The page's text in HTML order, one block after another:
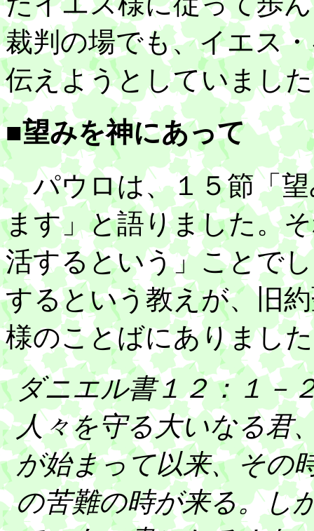
裁判の場でも、イエス
伝えようとしていまし
■望みを神にあって
パウロは、１５節「望
ます」と語りました。
活するという」ことで
するという教えが、旧
様のことばにありまし
ダニエル書１２：１－
人々を守る大いなる君
が始まって以来、その
の苦難の時が来る。し